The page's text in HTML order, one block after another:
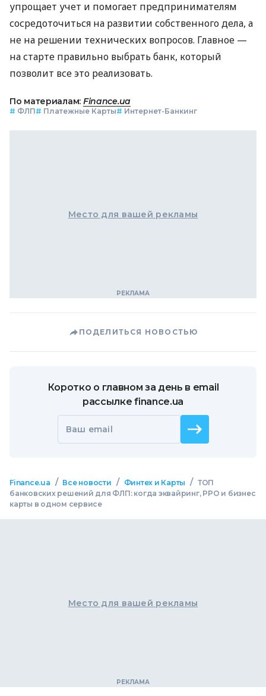
упрощает учет и помогает предпринимателям
сосредоточиться на развитии собственного дела, а
не на решении технических вопросов. Главное —
на старте правильно выбрать банк, который
позволит все это реализовать.
По материалам: Finance.ua
# ФЛП# Платежные Карты# Интернет-Банкинг
Место для вашей рекламы
ПОДЕЛИТЬСЯ НОВОСТЬЮ
Коротко о главном за день в email
рассылке finance.ua
Ваш email
Finance.ua / Все новости / Финтех и Карты / ТОП
банковских решений для ФЛП: когда эквайринг, РРО и бизнес
карты в одном сервисе
Место для вашей рекламы